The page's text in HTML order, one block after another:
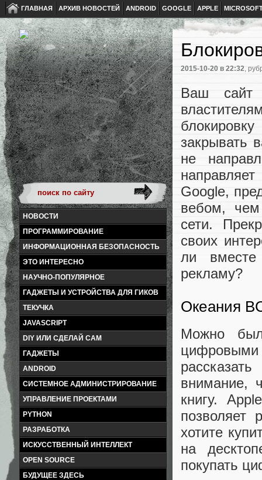
ГЛАВНАЯ АРХИВ НОВОСТЕЙ ANDROID GOOGLE APPLE
НОВОСТИ
ПРОГРАММИРОВАНИЕ
ИНФОРМАЦИОННАЯ БЕЗОПАСНОСТЬ
ЭТО ИНТЕРЕСНО
НАУЧНО-ПОПУЛЯРНОЕ
ГАДЖЕТЫ И УСТРОЙСТВА ДЛЯ ГИКОВ
ТЕКУЧКА
JAVASCRIPT
DIY ИЛИ СДЕЛАЙ САМ
ГАДЖЕТЫ
ANDROID
СИСТЕМНОЕ АДМИНИСТРИРОВАНИЕ
УПРАВЛЕНИЕ ПРОЕКТАМИ
PYTHON
РАЗРАБОТКА
ИСКУССТВЕННЫЙ ИНТЕЛЛЕКТ
OPEN SOURCE
БУДУЩЕЕ ЗДЕСЬ
2015-10-20 в 22:32,
Ваш сайт
закрывать
не
Google,
вебом, чем
сети.
своих
ли
рекламу?
Океания
Можно
цифровыми
внимание,
книгу.
позволяет
хотите
на
покупать